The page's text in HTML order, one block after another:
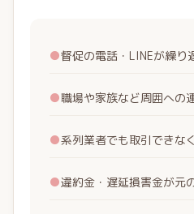
●督促の電話・LINEが繰り
●職場や家族など周囲への
●系列業者でも取引できな
●違約金・遅延損害金が元